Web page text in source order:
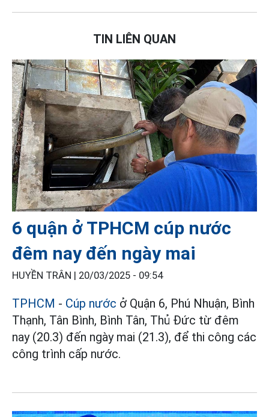
TIN LIÊN QUAN
6 quận ở TPHCM cúp nước
đêm nay đến ngày mai
HUYỀN TRÂN | 20/03/2025 - 09:54
TPHCM - Cúp nước ở Quận 6, Phú Nhuận, Bình
Thạnh, Tân Bình, Bình Tân, Thủ Đức từ đêm
nay (20.3) đến ngày mai (21.3), để thi công các
công trình cấp nước.